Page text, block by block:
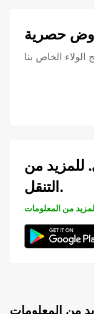
حصرية
الخاص بنا
للمزيد من
التنقل.
من المعلومات
من المعلومات